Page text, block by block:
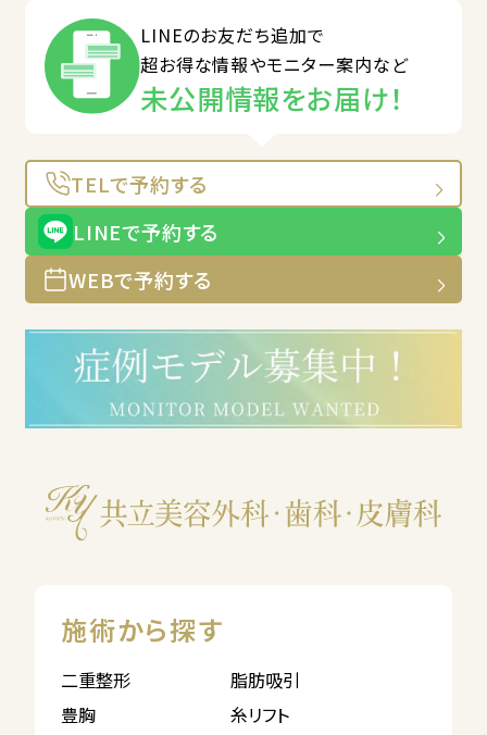
LINEのお友だち追加で
超お得な情報やモニター案内など
未公開情報をお届け！
TELで予約する
LINEで予約する
WEBで予約する
施術から探す
二重整形
脂肪吸引
豊胸
糸リフト